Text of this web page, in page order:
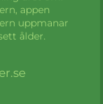
appen
uppmanar
ålder.